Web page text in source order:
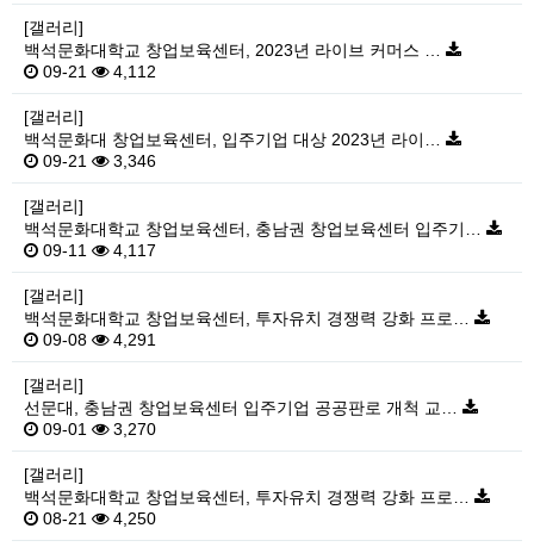
알림마당
이용안내
[갤러리]
백석문화대학교 창업보육센터, 2023년 라이브 커머스 …
09-21
4,112
[갤러리]
백석문화대 창업보육센터, 입주기업 대상 2023년 라이…
09-21
3,346
[갤러리]
백석문화대학교 창업보육센터, 충남권 창업보육센터 입주기…
09-11
4,117
[갤러리]
백석문화대학교 창업보육센터, 투자유치 경쟁력 강화 프로…
09-08
4,291
[갤러리]
선문대, 충남권 창업보육센터 입주기업 공공판로 개척 교…
09-01
3,270
[갤러리]
백석문화대학교 창업보육센터, 투자유치 경쟁력 강화 프로…
08-21
4,250